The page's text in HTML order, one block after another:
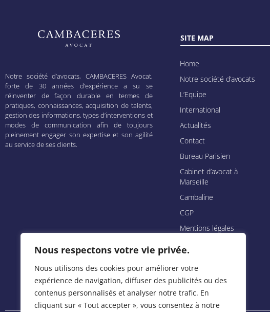
Nous respectons votre vie privée.
Nous utilisons des cookies pour améliorer votre
expérience de navigation, diffuser des publicités ou des
contenus personnalisés et analyser notre trafic. En
cliquant sur « Tout accepter », vous consentez à notre
Notre société d’avocats, CAMBACERES Avocat,
forte de 30 années d’expérience a su se
réinventer de façon durable en termes de
pratiques, connaissances, acquisition de talents,
gestion des informations, types d’interventions et
modes de communication afin de toujours
pleinement engager son expertise et son agilité
au service de ses clients.
SITE MAP
Home
Notre société d’avocats
L’Equipe
International
Actualités
Contact
Bureau Parisien
Cabinet d’avocat à
Marseille
Cambaline
CGP
Mentions légales